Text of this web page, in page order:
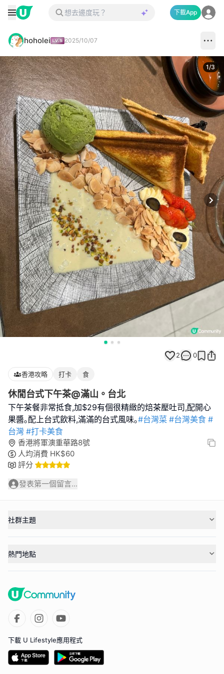
下載App
hoholei 2025/10/07
1/3
2 0
香港攻略 打卡 食
休閒台式下午茶@滿山。台北
下午茶餐非常抵食,加$29有個很精緻的焙茶壓吐司,配開心
果醬｡配上台式飲料,滿滿的台式風味｡#台灣菜 #台灣美食 #
台灣 #打卡美食
香港將軍澳重華路8號
人均消費 HK$60
評分
發表第一個留言...
社群主題
熱門地點
下載 U Lifestyle應用程式